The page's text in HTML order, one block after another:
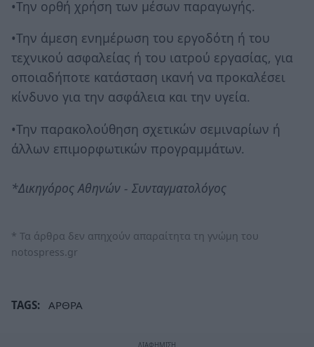
•Την ορθή χρήση των μέσων παραγωγής.
•Την άμεση ενημέρωση του εργοδότη ή του
τεχνικού ασφαλείας ή του ιατρού εργασίας, για
οποιαδήποτε κατάσταση ικανή να προκαλέσει
κίνδυνο για την ασφάλεια και την υγεία.
•Την παρακολούθηση σχετικών σεμιναρίων ή
άλλων επιμορφωτικών προγραμμάτων.
*Δικηγόρος Αθηνών - Συνταγματολόγος
* Τα άρθρα δεν απηχούν απαραίτητα τη γνώμη του
notospress.gr
TAGS: ΑΡΘΡΑ